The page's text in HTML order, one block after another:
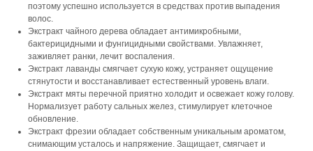
поэтому успешно используется в средствах против выпадения
волос.
Экстракт чайного дерева обладает антимикробными,
бактерицидными и фунгицидными свойствами. Увлажняет,
заживляет ранки, лечит воспаления.
Экстракт лаванды смягчает сухую кожу, устраняет ощущение
стянутости и восстанавливает естественный уровень влаги.
Экстракт мяты перечной приятно холодит и освежает кожу голову.
Нормализует работу сальных желез, стимулирует клеточное
обновление.
Экстракт фрезии обладает собственным уникальным ароматом,
снимающим усталось и напряжение. Защищает, смягчает и